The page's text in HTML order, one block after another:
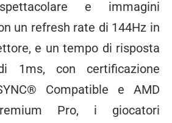
e immagini
un refresh rate di 144Hz in
e un tempo di risposta
1ms, con certificazione
Compatible e AMD
Pro, i giocatori